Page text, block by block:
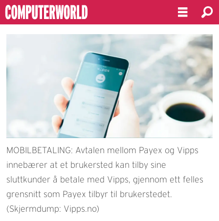
MOBILBETALING: Avtalen mellom Payex og Vipps
innebærer at et brukersted kan tilby sine
sluttkunder å betale med Vipps, gjennom ett felles
grensnitt som Payex tilbyr til brukerstedet.
(Skjermdump: Vipps.no)